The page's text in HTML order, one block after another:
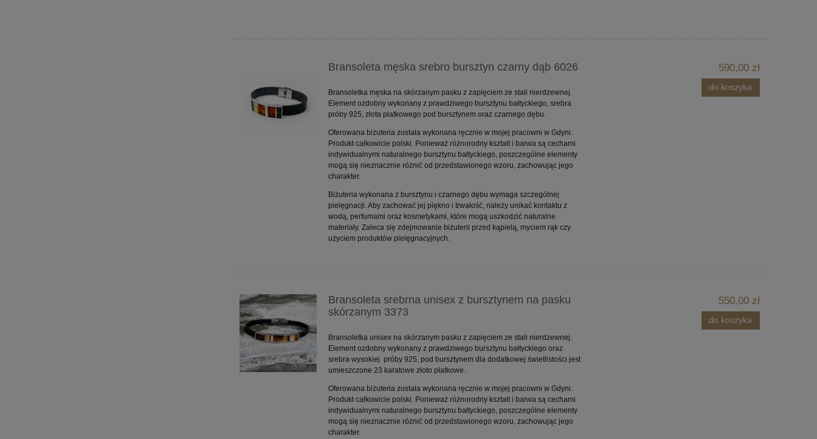
Bransoleta męska srebro bursztyn czarny dąb 6026
Bransoletka męska na skórzanym pasku z zapięciem ze stali nierdzewnej.
Element ozdobny wykonany z prawdziwego bursztynu bałtyckiego, srebra
próby 925, złota płatkowego pod bursztynem oraz czarnego dębu.
Oferowana biżuteria została wykonana ręcznie w mojej pracowni w Gdyni.
Produkt całkowicie polski. Ponieważ różnorodny kształt i barwa są cechami
indywidualnymi naturalnego bursztynu bałtyckiego, poszczególne elementy
mogą się nieznacznie różnić od przedstawionego wzoru, zachowując jego
charakter.
Biżuteria wykonana z bursztynu i czarnego dębu wymaga szczególnej
pielęgnacji. Aby zachować jej piękno i trwałość, należy unikać kontaktu z
wodą, perfumami oraz kosmetykami, które mogą uszkodzić naturalne
materiały. Zaleca się zdejmowanie biżuterii przed kąpielą, myciem rąk czy
użyciem produktów pielęgnacyjnych.
590,00 zł
do koszyka
Bransoleta srebrna unisex z bursztynem na pasku
skórzanym 3373
Bransoletka unisex na skórzanym pasku z zapięciem ze stali nierdzewnej.
Element ozdobny wykonany z prawdziwego bursztynu bałtyckiego oraz
srebra wysokiej próby 925, pod bursztynem dla dodatkowej świetlistości jest
umieszczone 23 karatowe złoto płatkowe.
Oferowana biżuteria została wykonana ręcznie w mojej pracowni w Gdyni.
Produkt całkowicie polski. Ponieważ różnorodny kształt i barwa są cechami
indywidualnymi naturalnego bursztynu bałtyckiego, poszczególne elementy
mogą się nieznacznie różnić od przedstawionego wzoru, zachowując jego
charakter.
550,00 zł
do koszyka